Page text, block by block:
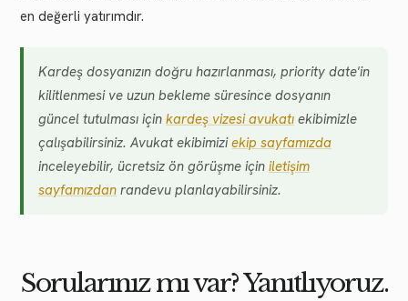
en değerli yatırımdır.
Kardeş dosyanızın doğru hazırlanması, priority date'in
kilitlenmesi ve uzun bekleme süresince dosyanın
güncel tutulması için kardeş vizesi avukatı ekibimizle
çalışabilirsiniz. Avukat ekibimiziekip sayfamızda
inceleyebilir, ücretsiz ön görüşme için iletişim
sayfamızdan randevu planlayabilirsiniz.
Sorularınız mı var? Yanıtlıyoruz.